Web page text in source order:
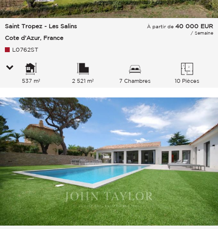
Saint Tropez - Les Salins
Cote d'Azur, France
À partir de 40 000 EUR
/ Semaine
L0762ST
537 m² 2 521 m² 7 Chambres 10 Pièces